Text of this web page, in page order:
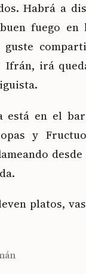
Habrá a
fuego en
Ifrán, irá
está en el
y
platos,